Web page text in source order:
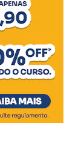
áreas sujeitas
registradas
caiu de
o número
intervenções